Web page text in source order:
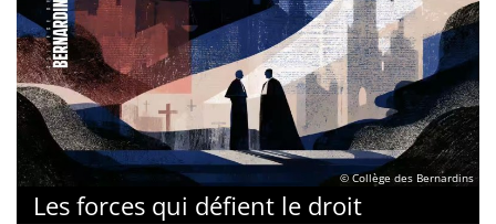
© Collège des Bernardins
Les forces qui défient le droit